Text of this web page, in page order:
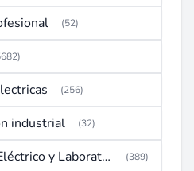
(52)
(256)
industrial (32)
Instrumental (Eléctrico y Laboratorio) (389)